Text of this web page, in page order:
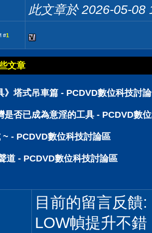
此文章於 2026-05-08
#1
文章
》塔式吊車篇 - PCDVD數位科技討
是否已成為意淫的工具 - PCDVD數
- PCDVD數位科技討論區
道 - PCDVD數位科技討論區
目前的留言反饋:
LOW幀提升不